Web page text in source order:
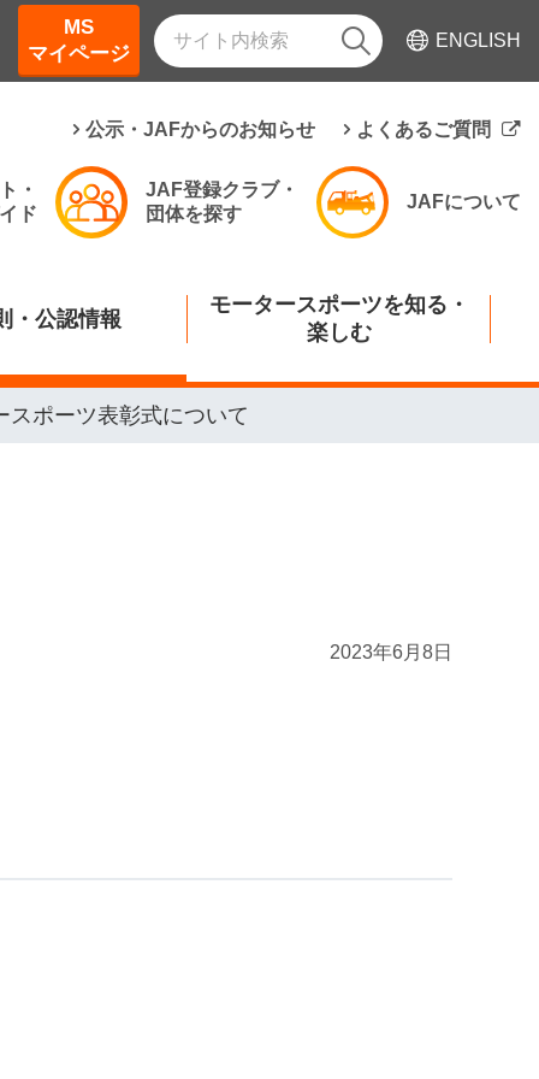
MS
マイページ
ENGLISH
公示・JAFからのお知らせ よくあるご質問
・
ド
JAF登録クラブ・
団体を探す
JAFについて
・公認情報
モータースポーツを知る・
楽しむ
スポーツ表彰式について
2023年6月8日